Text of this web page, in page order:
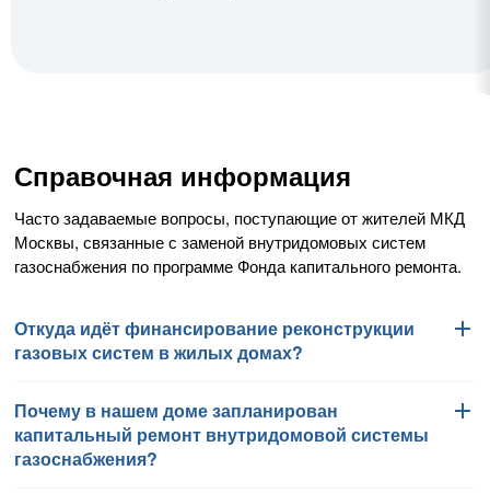
Справочная информация
Часто задаваемые вопросы, поступающие от жителей МКД
Москвы, связанные с заменой внутридомовых систем
газоснабжения по программе Фонда капитального ремонта.
Откуда идёт финансирование реконструкции
газовых систем в жилых домах?
Работы по замене внутридомовых систем газоснабжения
финансируются Фондом капитального ремонта
многоквартирных домов города Москвы в соответствии
Почему в нашем доме запланирован
капитальный ремонт внутридомовой системы
газоснабжения?